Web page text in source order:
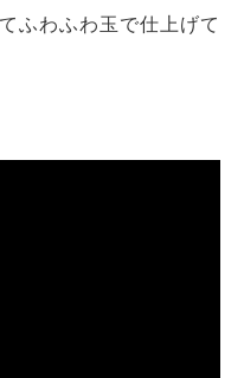
ふわふわ玉で仕上げて